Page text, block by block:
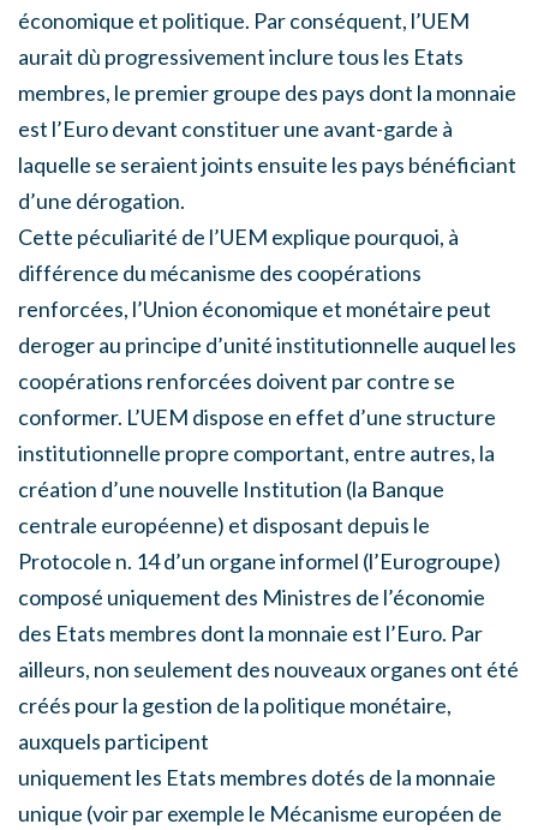
économique et politique. Par conséquent, l’UEM
aurait dù progressivement inclure tous les Etats
membres, le premier groupe des pays dont la monnaie
est l’Euro devant constituer une avant-garde à
laquelle se seraient joints ensuite les pays bénéficiant
d’une dérogation.
Cette péculiarité de l’UEM explique pourquoi, à
différence du mécanisme des coopérations
renforcées, l’Union économique et monétaire peut
deroger au principe d’unité institutionnelle auquel les
coopérations renforcées doivent par contre se
conformer. L’UEM dispose en effet d’une structure
institutionnelle propre comportant, entre autres, la
création d’une nouvelle Institution (la Banque
centrale européenne) et disposant depuis le
Protocole n. 14 d’un organe informel (l’Eurogroupe)
composé uniquement des Ministres de l’économie
des Etats membres dont la monnaie est l’Euro. Par
ailleurs, non seulement des nouveaux organes ont été
créés pour la gestion de la politique monétaire,
auxquels participent
uniquement les Etats membres dotés de la monnaie
unique (voir par exemple le Mécanisme européen de